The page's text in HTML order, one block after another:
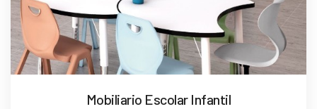
Mobiliario Escolar Infantil